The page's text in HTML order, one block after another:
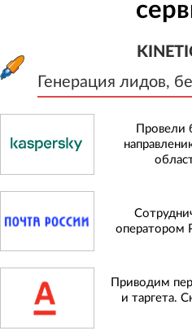
Генерация лидов,
Провели
оператором
Приводим
и таргета.